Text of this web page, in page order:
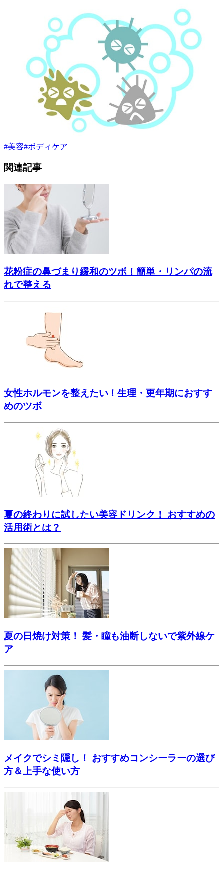
#美容#ボディケア
関連記事
花粉症の鼻づまり緩和のツボ！簡単・リンパの流
れで整える
女性ホルモンを整えたい！生理・更年期におすす
めのツボ
夏の終わりに試したい美容ドリンク！ おすすめの
活用術とは？
夏の日焼け対策！ 髪・瞳も油断しないで紫外線ケ
ア
メイクでシミ隠し！ おすすめコンシーラーの選び
方＆上手な使い方